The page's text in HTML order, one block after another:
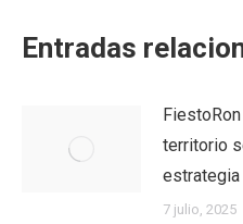
Entradas
territorio
estrategia
7 julio, 2025